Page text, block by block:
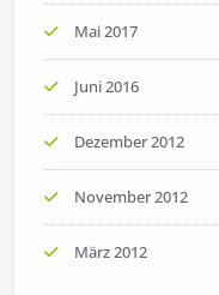
Mai 2017
Juni 2016
Dezember 2012
November 2012
März 2012